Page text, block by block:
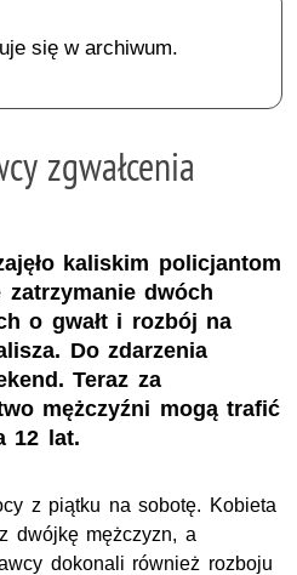
się w archiwum.
zgwałcenia
kaliskim policjantom
dwóch
o gwałt i rozbój na
Do zdarzenia
Teraz za
mężczyźni mogą trafić
12 lat.
z piątku na sobotę. Kobieta
dwójkę mężczyzn, a
dokonali również rozboju